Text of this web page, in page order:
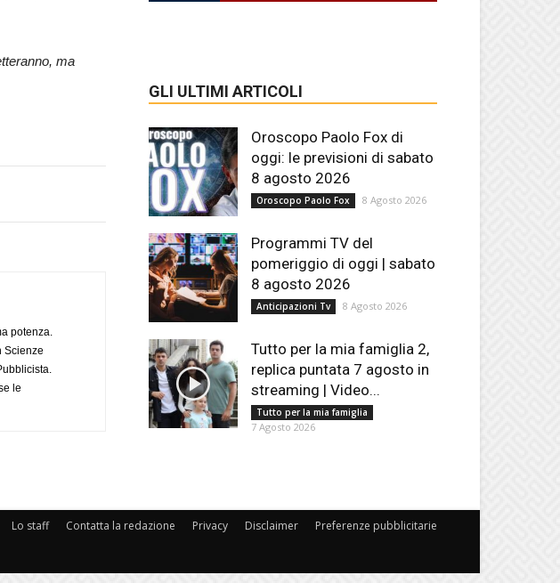
ma
potenza.
Scienze
le
GLI ULTIMI ARTICOLI
Oroscopo Paolo Fox di
oggi: le previsioni di sabato
8 agosto 2026
Oroscopo Paolo Fox 8 Agosto 2026
Programmi TV del
pomeriggio di oggi | sabato
8 agosto 2026
Anticipazioni Tv 8 Agosto 2026
Tutto per la mia famiglia 2,
replica puntata 7 agosto in
streaming | Video...
Tutto per la mia famiglia
7 Agosto 2026
Lo staff Contatta la redazione Privacy Disclaimer Preferenze pubblicitarie